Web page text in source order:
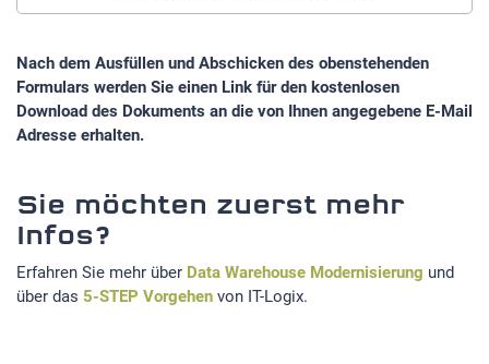
Nach dem Ausfüllen und Abschicken des obenstehenden
Formulars werden Sie einen Link für den kostenlosen
Download des Dokuments an die von Ihnen angegebene E-Mail
Adresse erhalten.
Sie möchten zuerst mehr
Infos?
Erfahren Sie mehr über Data Warehouse Modernisierung und
über das 5-STEP Vorgehen von IT-Logix.